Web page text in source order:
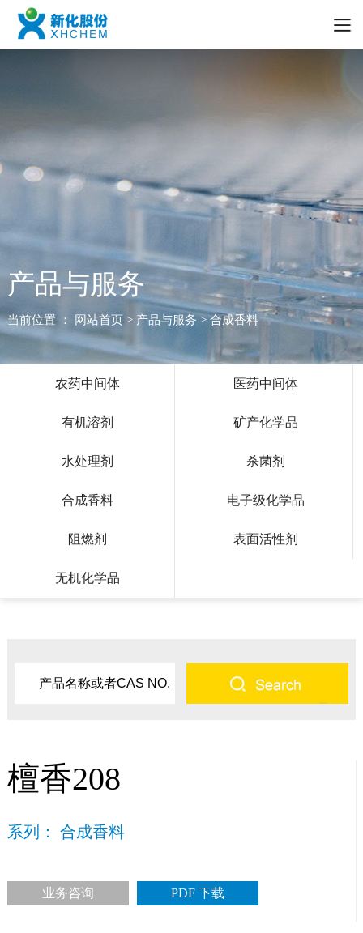
产品与服务
当前位置 ： 网站首页> 产品与服务 > 合成香料
农药中间体 医药中间体
有机溶剂 矿产化学品
水处理剂 杀菌剂
合成香料 电子级化学品
阻燃剂 表面活性剂
无机化学品
檀香208
系列： 合成香料
业务咨询 PDF 下载